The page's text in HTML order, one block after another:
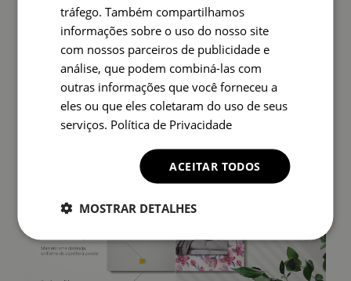
A parte de trás do espelho (película de proteção) pode
diferir em cor da apresentada na oferta. Tal facto não
afecta a qualidade do produto nem constitui
fundamento para reclamação.
tráfego. Também compartilhamos
informações sobre o uso do nosso site
com nossos parceiros de publicidade e
análise, que podem combiná-las com
outras informações que você forneceu a
eles ou que eles coletaram do uso de seus
serviços. Política de Privacidade
ACEITAR TODOS
MOSTRAR DETALHES